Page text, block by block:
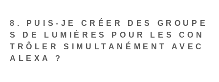
8. PUIS-JE CRÉER DES GROUPE
S DE LUMIÈRES POUR LES CON
TRÔLER SIMULTANÉMENT AVEC
ALEXA ?